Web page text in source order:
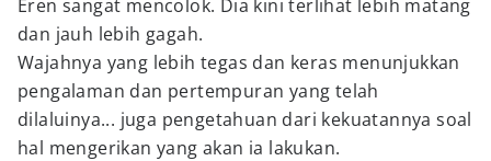
Eren sangat mencolok. Dia kini terlihat lebih matang
dan jauh lebih gagah.
Wajahnya yang lebih tegas dan keras menunjukkan
pengalaman dan pertempuran yang telah
dilaluinya... juga pengetahuan dari kekuatannya soal
hal mengerikan yang akan ia lakukan.